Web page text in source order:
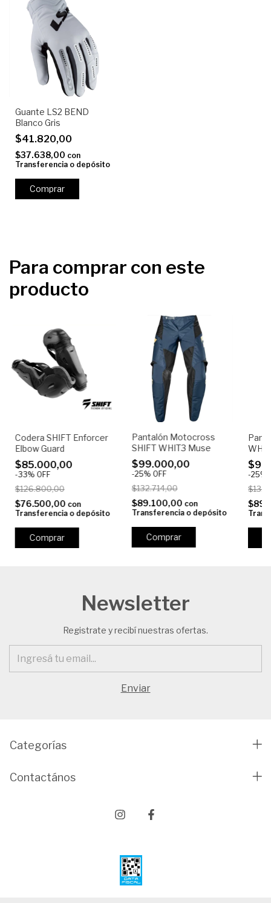
Guante LS2 BEND
Blanco Gris
$41.820,00
$37.638,00 con
Transferencia o depósito
Comprar
Para comprar con este
producto
Codera SHIFT Enforcer
Elbow Guard
$85.000,00
-33% OFF
$126.800,00
$76.500,00 con
Transferencia o depósito
Comprar
Pantalón Motocross
SHIFT WHIT3 Muse
$99.000,00
-25% OFF
$132.714,00
$89.100,00 con
Transferencia o depósito
Comprar
-25%
Newsletter
Registrate y recibí nuestras ofertas.
Categorías
Contactános